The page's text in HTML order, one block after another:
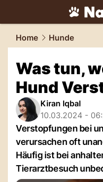
tiere.NAU.ch
Home Hunde
Was tun,
Hund
Kiran Iqbal
10.03.2024 -
Verstopfungen bei
verursachen oft
Häufig ist bei
Tierarztbesuch